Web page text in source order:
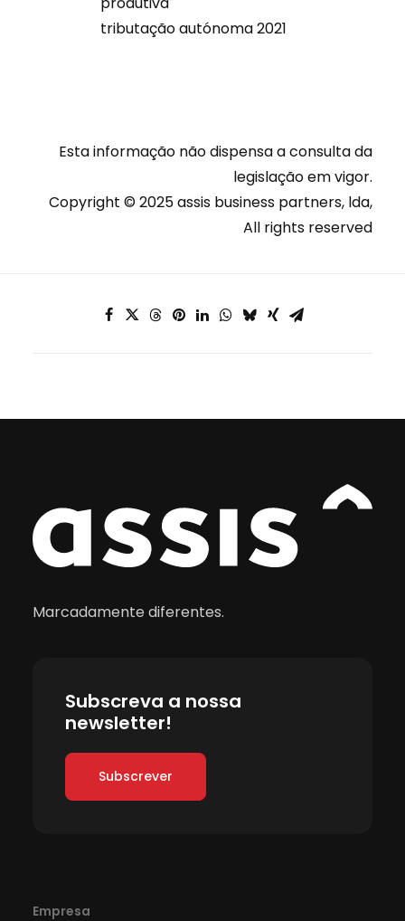
tributação autónoma 2021
Esta informação não dispensa a consulta da
legislação em vigor.
Copyright © 2025 assis business partners, lda,
All rights reserved
Marcadamente diferentes.
Subscreva a nossa
newsletter!
Subscrever
Empresa